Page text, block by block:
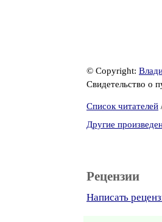
© Copyright:
Свидетельство о
Список читателей
Другие
Рецензии
Написать